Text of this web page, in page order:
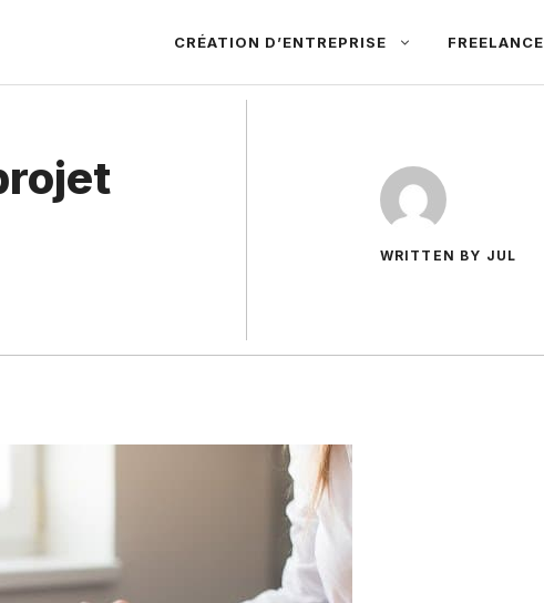
CRÉATION D’ENTREPRISE FREELANCE
WRITTEN BY JUL